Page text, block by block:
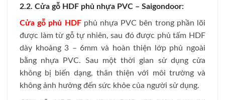
2.2. Cửa gỗ HDF phủ nhựa PVC – Saigondoor:
Cửa gỗ phủ HDFphủ nhựa PVC bên trong phần lõi
được làm từ gỗ tự nhiên, sau đó được phủ tấm HDF
dày khoảng 3 – 6mm và hoàn thiện lớp phủ ngoài
bằng nhựa PVC. Sau một thời gian sử dụng cửa
không bị biến dạng, thân thiện với môi trường và
không ảnh hưởng đến sức khỏe của người sử dụng.